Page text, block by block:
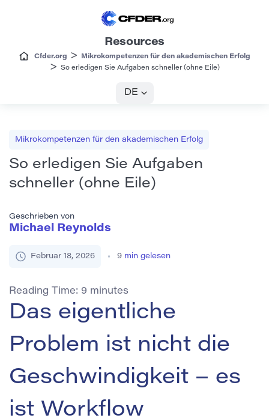
Resources
Cfder.org > Mikrokompetenzen für den akademischen Erfolg
> So erledigen Sie Aufgaben schneller (ohne Eile)
DE
Mikrokompetenzen für den akademischen Erfolg
So erledigen Sie Aufgaben
schneller (ohne Eile)
Geschrieben von
Michael Reynolds
Februar 18, 2026 9 min gelesen
Reading Time: 9 minutes
Das eigentliche
Problem ist nicht die
Geschwindigkeit – es
ist Workflow